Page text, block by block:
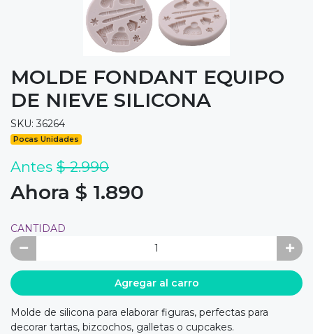
MOLDE FONDANT EQUIPO
DE NIEVE SILICONA
SKU: 36264
Pocas Unidades
Antes $ 2.990
Ahora $ 1.890
CANTIDAD
Agregar al carro
Molde de silicona para elaborar figuras, perfectas para
decorar tartas, bizcochos, galletas o cupcakes.